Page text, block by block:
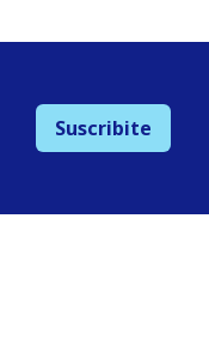
Suscribite